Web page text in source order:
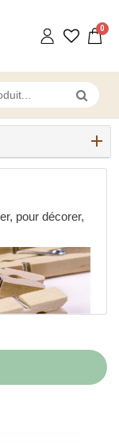
pour décorer,